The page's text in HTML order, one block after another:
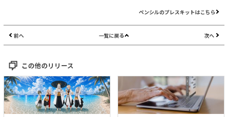
ペンシルのプレスキットはこちら
前へ 一覧に戻る 次へ
この他のリリース